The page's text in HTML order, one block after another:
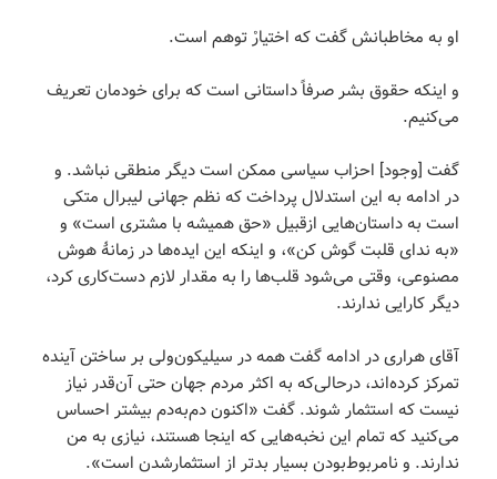
او به مخاطبانش گفت که اختیارْ توهم است.
و اینکه حقوق بشر صرفاً داستانی است که برای خودمان تعریف
می‌کنیم.
گفت [وجود] احزاب سیاسی ممکن است دیگر منطقی نباشد. و
در ادامه به این استدلال پرداخت که نظم جهانی لیبرال متکی
است به داستان‌هایی ازقبیل «حق همیشه با مشتری است» و
«به ندای قلبت گوش کن»، و اینکه این ایده‌ها در زمانۀ هوش
مصنوعی، وقتی می‌شود قلب‌ها را به مقدار لازم دست‌کاری کرد،
دیگر کارایی ندارند.
آقای هراری در ادامه گفت همه در سیلیکون‌ولی بر ساختن آینده
تمرکز کرده‌اند، درحالی‌که به اکثر مردم جهان حتی آن‌قدر نیاز
نیست که استثمار شوند. گفت «اکنون دم‌به‌دم بیشتر احساس
می‌کنید که تمام این نخبه‌هایی که اینجا هستند، نیازی به من
ندارند. و نامربوط‌بودن بسیار بدتر از استثمارشدن است».